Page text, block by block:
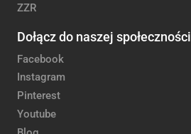
ZZR
Dołącz do naszej społeczności
Facebook
Instagram
Pinterest
Youtube